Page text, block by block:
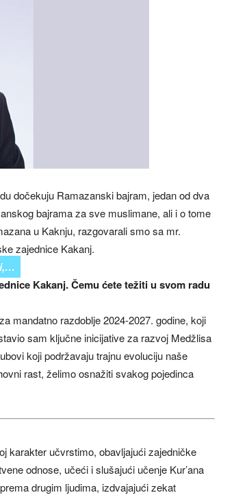
dočekuju Ramazanski bajram, jedan od dva
bajrama za sve muslimane, ali i o tome
u Kaknju, razgovarali smo sa mr.
zajednice Kakanj.
Kakanj. Čemu ćete težiti u svom radu
mandatno razdoblje 2024-2027. godine, koji
sam ključne inicijative za razvoj Medžlisa
koji podržavaju trajnu evoluciju naše
rast, želimo osnažiti svakog pojedinca
karakter učvrstimo, obavljajući zajedničke
odnose, učeći i slušajući učenje Kur’ana
drugim ljudima, izdvajajući zekat